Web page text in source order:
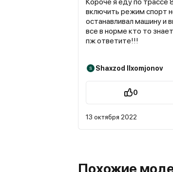
включить режим спорт
останавливал машину и
все в норме кто то
пж ответите!!!
Shaxzod Ilxomjonov
0
13 октября 2022
Похожие